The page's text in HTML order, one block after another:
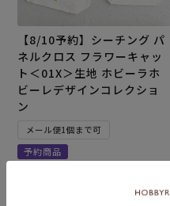
【8/10予約】シーチング パ
ネルクロス フラワーキャッ
ト＜01X＞生地 ホビーラホ
ビーレデザインコレクショ
ン
メール便1個まで可
予約商品